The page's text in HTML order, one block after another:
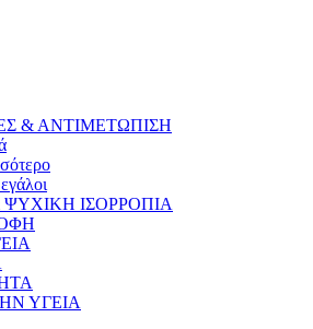
& ΑΝΤΙΜΕΤΩΠΙΣΗ
ΨΥΧΙΚΗ ΙΣΟΡΡΟΠΙΑ
ΥΓΕΙΑ